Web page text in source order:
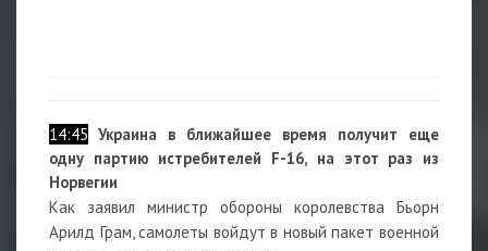
14:45 Украина в ближайшее время получит еще
одну партию истребителей F-16, на этот раз из
Норвегии
Как заявил министр обороны королевства Бьорн
Арилд Грам, самолеты войдут в новый пакет военной